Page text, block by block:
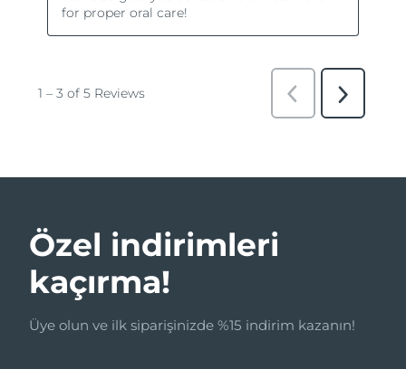
Özel indirimleri
kaçırma!
Üye olun ve ilk siparişinizde %15 indirim kazanın!